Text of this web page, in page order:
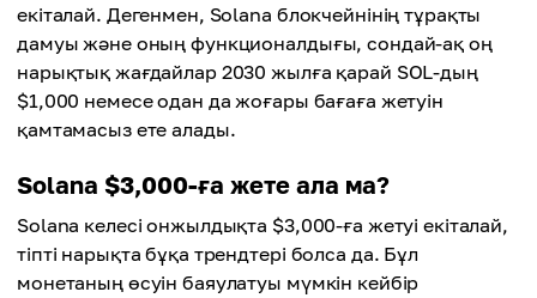
екіталай. Дегенмен, Solana блокчейнінің тұрақты
дамуы және оның функционалдығы, сондай-ақ оң
нарықтық жағдайлар 2030 жылға қарай SOL-дың
$1,000 немесе одан да жоғары бағаға жетуін
қамтамасыз ете алады.
Solana $3,000-ға жете ала ма?
Solana келесі онжылдықта $3,000-ға жетуі екіталай,
тіпті нарықта бұқа трендтері болса да. Бұл
монетаның өсуін баяулатуы мүмкін кейбір